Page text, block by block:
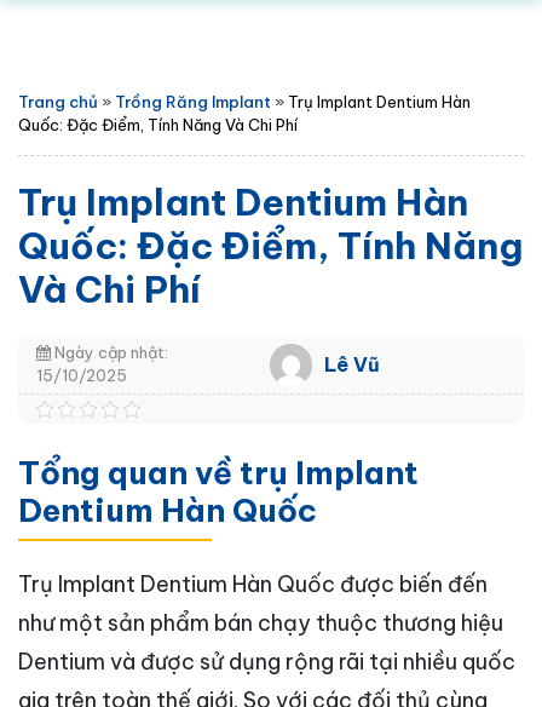
Trang chủ » Trồng Răng Implant » Trụ Implant Dentium Hàn
Quốc: Đặc Điểm, Tính Năng Và Chi Phí
Trụ Implant Dentium Hàn
Quốc: Đặc Điểm, Tính Năng
Và Chi Phí
Ngày cập nhật:
15/10/2025
Lê Vũ
Tổng quan về trụ Implant
Dentium Hàn Quốc
Trụ Implant Dentium Hàn Quốc được biến đến
như một sản phẩm bán chạy thuộc thương hiệu
Dentium và được sử dụng rộng rãi tại nhiều quốc
gia trên toàn thế giới. So với các đối thủ cùng